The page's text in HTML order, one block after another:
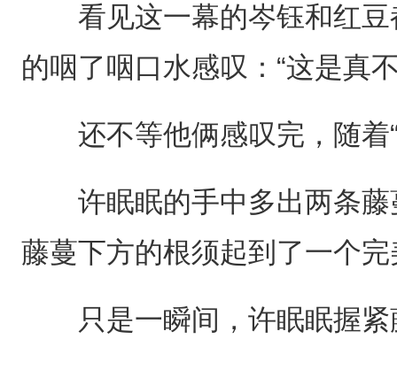
看见这一幕的岑钰和红豆
的咽了咽口水感叹：“这是真
还不等他俩感叹完，随着“
许眠眠的手中多出两条藤
藤蔓下方的根须起到了一个
只是一瞬间，许眠眠握紧